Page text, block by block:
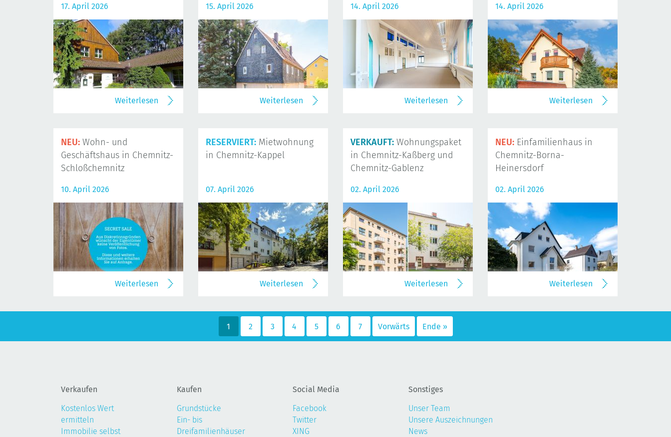
17. April 2026
Weiterlesen
15. April 2026
Weiterlesen
14. April 2026
Weiterlesen
14. April 2026
Weiterlesen
NEU: Wohn- und
Geschäftshaus in Chemnitz-
Schloßchemnitz
10. April 2026
Weiterlesen
RESERVIERT: Mietwohnung
in Chemnitz-Kappel
07. April 2026
Weiterlesen
VERKAUFT: Wohnungspaket
in Chemnitz-Kaßberg und
Chemnitz-Gablenz
02. April 2026
Weiterlesen
NEU: Einfamilienhaus in
Chemnitz-Borna-
Heinersdorf
02. April 2026
Weiterlesen
1 2 3 4 5 6 7 Vorwärts Ende »
Verkaufen
Kostenlos Wert
ermitteln
Immobilie selbst
Kaufen
Grundstücke
Ein- bis
Dreifamilienhäuser
Social Media
Facebook
Twitter
XING
Sonstiges
Unser Team
Unsere Auszeichnungen
News